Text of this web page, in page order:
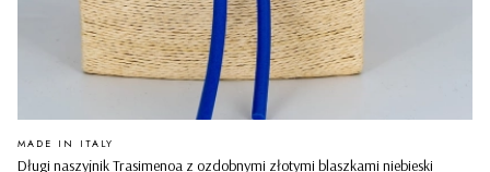
Długi naszyjnik Trasimenoa z ozdobnymi złotymi blaszkami niebieski
PRODUCENT
MADE IN ITALY